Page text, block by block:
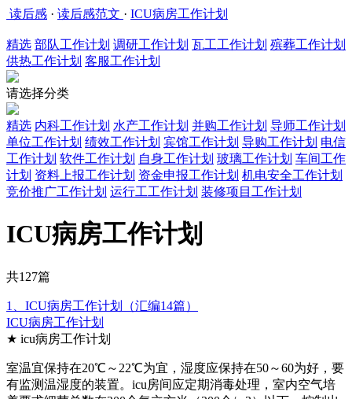
读后感 · 读后感范文 · ICU病房工作计划
精选 部队工作计划 调研工作计划 瓦工工作计划 殡葬工作计划
供热工作计划 客服工作计划
请选择分类
精选 内科工作计划 水产工作计划 并购工作计划 导师工作计划
单位工作计划 绩效工作计划 宾馆工作计划 导购工作计划 电信
工作计划 软件工作计划 自身工作计划 玻璃工作计划 车间工作
计划 资料上报工作计划 资金申报工作计划 机电安全工作计划
竞价推广工作计划 运行工工作计划 装修项目工作计划
ICU病房工作计划
共127篇
1、ICU病房工作计划（汇编14篇）
ICU病房工作计划
★ icu病房工作计划
室温宜保持在20℃～22℃为宜，湿度应保持在50～60为好，要
有监测温湿度的装置。icu房间应定期消毒处理，室内空气培